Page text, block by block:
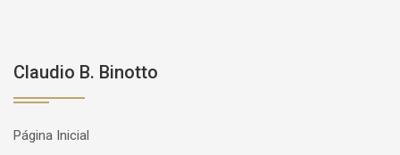
Claudio B. Binotto
Página Inicial